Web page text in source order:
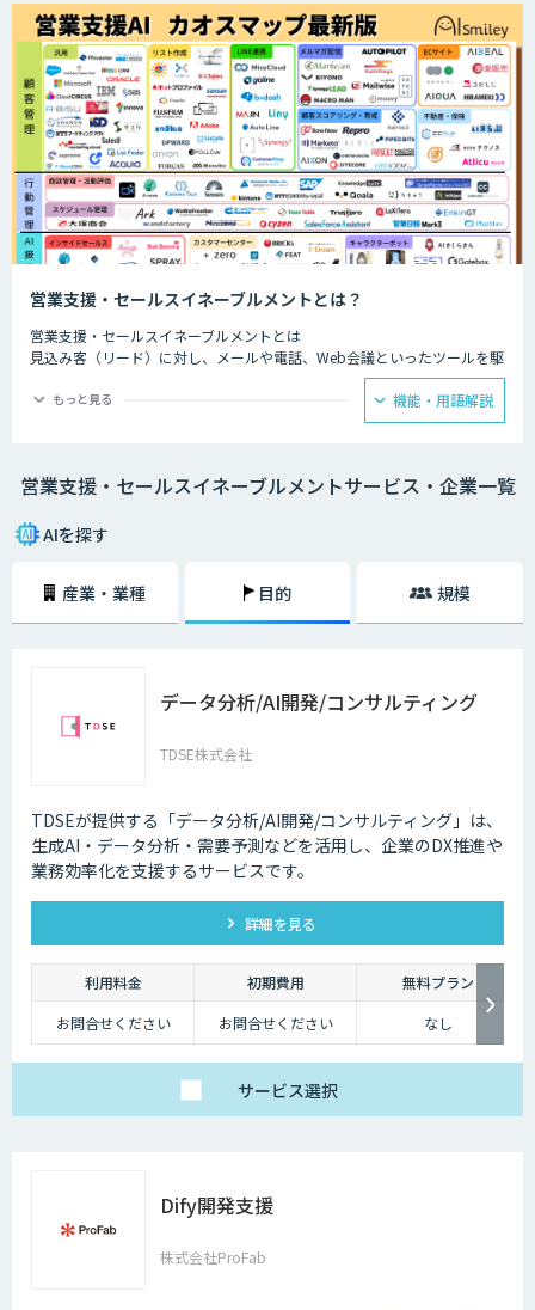
営業支援・セールスイネーブルメントとは？
営業支援・セールスイネーブルメントとは
見込み客（リード）に対し、メールや電話、Web会議といったツールを駆
使して営業活動を行う内勤型の営業スタイルのことです。
ファーストコンタクトから成約にいたるまで、多様な接点における顧客と
そのためには、営業部門だけでなくマーケティング部門やCRMなど、あら
営業支援ツールはこうした部署間の連携をシームレスにし、AIを活用する
ことで精度を高め、過去の受注データや類似企業のデータなどをもとに将
各施策による売上への貢献度や目標達成状況を数値化し、測定・分析によ
って営業活動の最適化と効率化を目指します。
部門横断的な仕組みを設計・構築するというのが、セールスイネーブルメ
もっと見る 機能・用語解説
営業支援・セールスイネーブルメントサービス・企業一覧
AIを探す
産業・業種 目的 規模
データ分析/AI開発/コンサルティング
TDSE株式会社
TDSEが提供する「データ分析/AI開発/コンサルティング」は、
生成AI・データ分析・需要予測などを活用し、企業のDX推進や
業務効率化を支援するサービスです。
詳細を見る
利用料金 初期費用
無料プラン
お問合せください
お問合せください なし
サービス選択
Dify開発支援
株式会社ProFab